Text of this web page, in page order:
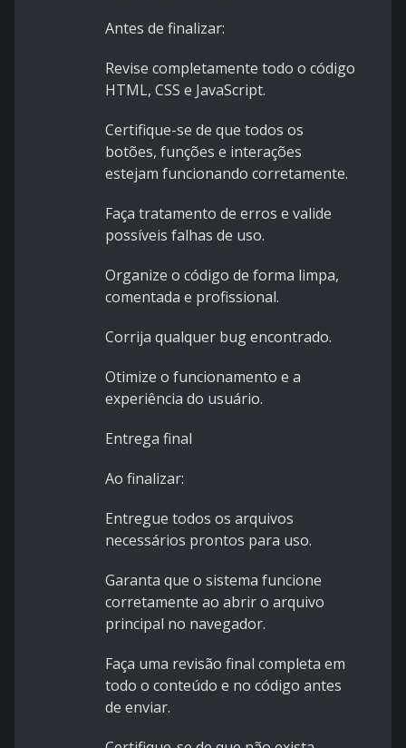
Antes de finalizar:
Revise completamente todo o código
HTML, CSS e JavaScript.
Certifique-se de que todos os
botões, funções e interações
estejam funcionando corretamente.
Faça tratamento de erros e valide
possíveis falhas de uso.
Organize o código de forma limpa,
comentada e profissional.
Corrija qualquer bug encontrado.
Otimize o funcionamento e a
experiência do usuário.
Entrega final
Ao finalizar:
Entregue todos os arquivos
necessários prontos para uso.
Garanta que o sistema funcione
corretamente ao abrir o arquivo
principal no navegador.
Faça uma revisão final completa em
todo o conteúdo e no código antes
de enviar.